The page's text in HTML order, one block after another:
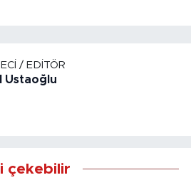
/ EDITÖR
Ustaoğlu
çekebilir